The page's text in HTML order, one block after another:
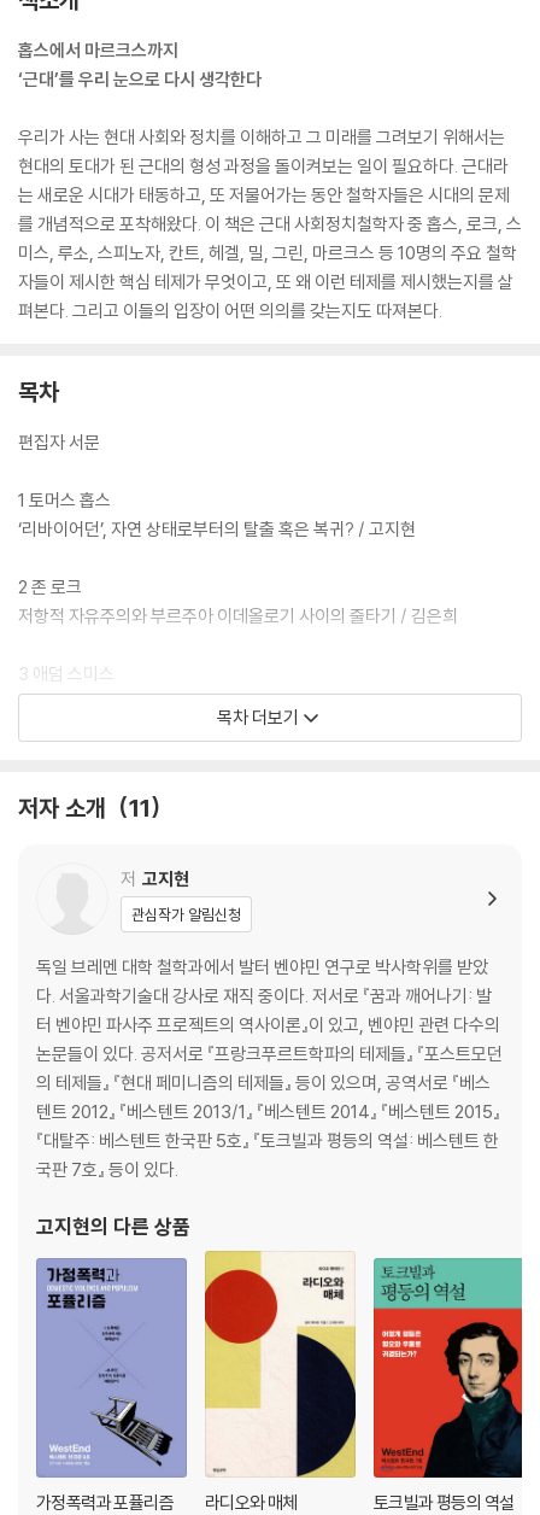
홉스에서 마르크스까지
‘근대’를 우리 눈으로 다시 생각한다
우리가 사는 현대 사회와 정치를 이해하고 그 미래를 그려보기 위해서는
현대의 토대가 된 근대의 형성 과정을 돌이켜보는 일이 필요하다. 근대라
는 새로운 시대가 태동하고, 또 저물어가는 동안 철학자들은 시대의 문제
를 개념적으로 포착해왔다. 이 책은 근대 사회정치철학자 중 홉스, 로크, 스
미스, 루소, 스피노자, 칸트, 헤겔, 밀, 그린, 마르크스 등 10명의 주요 철학
자들이 제시한 핵심 테제가 무엇이고, 또 왜 이런 테제를 제시했는지를 살
펴본다. 그리고 이들의 입장이 어떤 의의를 갖는지도 따져본다.
목차
편집자 서문
1 토머스 홉스
‘리바이어던’, 자연 상태로부터의 탈출 혹은 복귀? / 고지현
2 존 로크
저항적 자유주의와 부르주아 이데올로기 사이의 줄타기 / 김은희
3 애덤 스미스
‘자연적 자유’의 정의로운 실현 / 문성훈
목적론 비판에서 미신에 대한 분석으로 / 진태원
6 이마누엘 칸트
주관적 전회에 따른 법적 자유와 공통감의 정치 / 정대훈
7 게오르크 빌헬름 프리드리히 헤겔
원자적 개인주의를 넘어 인륜적 공동체의 상호인정 관계로 / 이행남
8 존 스튜어트 밀
자유를 향한 지치지 않는 열정 / 이유선
새로운 개인의 탄생과 자유의 재정립 / 박성진
10 카를 마르크스
자본의 지배 너머의 자유를 향해 / 한상원
목차 더보기
저자 소개 11
저 고지현
관심작가 알림신청
독일 브레멘 대학 철학과에서 발터 벤야민 연구로 박사학위를 받았
다. 서울과학기술대 강사로 재직 중이다. 저서로 『꿈과 깨어나기: 발
터 벤야민 파사주 프로젝트의 역사이론』이 있고, 벤야민 관련 다수의
논문들이 있다. 공저서로 『프랑크푸르트학파의 테제들』 『포스트모던
의 테제들』 『현대 페미니즘의 테제들』 등이 있으며, 공역서로 『베스
텐트 2012』 『베스텐트 2013/1』 『베스텐트 2014』 『베스텐트 2015』
『대탈주: 베스텐트 한국판 5호』 『토크빌과 평등의 역설: 베스텐트 한
국판 7호』 등이 있다.
고지현의 다른 상품
가정폭력과 포퓰리즘 라디오와 매체 토크빌과 평등의 역설